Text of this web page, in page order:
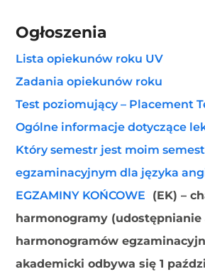
Ogłoszenia
Lista opiekunów roku UV
Zadaniaopiekunów roku
Test poziomujący – Placement
Ogólne informacje dotyczące
Który semestr jest moim
egzaminacyjnym dla języka
EGZAMINY KOŃCOWE (EK) –
harmonogramy
harmonogramów
akademicki odbywa się 1